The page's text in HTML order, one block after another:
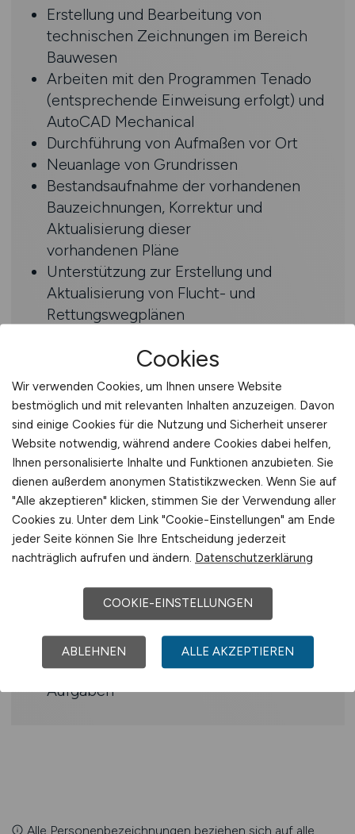
Erstellung und Bearbeitung von
technischen Zeichnungen im Bereich
Bauwesen
Arbeiten mit den Programmen Tenado
(entsprechende Einweisung erfolgt) und
AutoCAD Mechanical
Durchführung von Aufmaßen vor Ort
Neuanlage von Grundrissen
Bestandsaufnahme der vorhandenen
Bauzeichnungen, Korrektur und
Aktualisierung dieser
vorhandenen Pläne
Unterstützung zur Erstellung und
Aktualisierung von Flucht- und
Rettungswegplänen
Ausbildung als Bauzeichner:in oder
vergleichbare Qualifikation
Gute Kenntnisse in AutoCAD
(Mechanical) zwingend notwendig
Gute Kenntnisse in Tenado von Vorteil,
aber kein Muss
Führerschein Klasse B von Vorteil –
wegen der Betreuung der
verschiedenen Westerwald-Standorte
Gute Deutschkenntnisse
Benefits
Vielfältige Projekte und vielseitige
Aufgaben
Alle Personenbezeichnungen beziehen sich auf alle
Cookies
Wir verwenden Cookies, um Ihnen unsere Website
bestmöglich und mit relevanten Inhalten anzuzeigen. Davon
sind einige Cookies für die Nutzung und Sicherheit unserer
Website notwendig, während andere Cookies dabei helfen,
Ihnen personalisierte Inhalte und Funktionen anzubieten. Sie
dienen außerdem anonymen Statistikzwecken. Wenn Sie auf
"Alle akzeptieren" klicken, stimmen Sie der Verwendung aller
Cookies zu. Unter dem Link "Cookie-Einstellungen" am Ende
jeder Seite können Sie Ihre Entscheidung jederzeit
nachträglich aufrufen und ändern. Datenschutzerklärung
COOKIE-EINSTELLUNGEN
ABLEHNEN ALLE AKZEPTIEREN